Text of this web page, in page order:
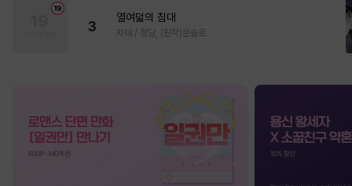
3
열여덟의 침대
자태 / 청담, (원작)문슬로